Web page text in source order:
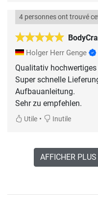
4 personnes ont trouvé
Holger Herr Genge
Qualitativ hochwertiges
Super schnelle
Aufbauanleitung.
Sehr zu empfehlen.
Utile • Inutile
AFFICHER PLUS